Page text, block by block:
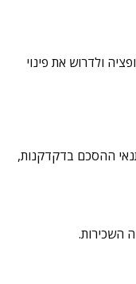
ולדרוש את פינוי
ההסכם בדקדקנות,
השכירות.